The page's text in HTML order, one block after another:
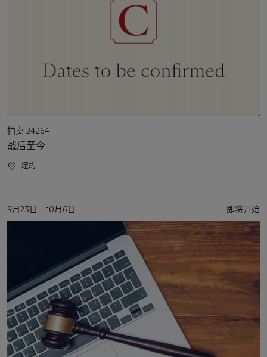
活
动
类
型
拍卖 24264
战后至今
活
纽约
活
动
9月23日 – 10月6日 即将开始